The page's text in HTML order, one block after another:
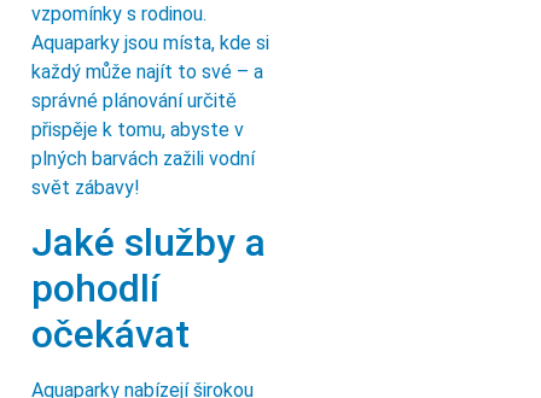
vzpomínky s rodinou.
Aquaparky jsou místa, kde si
každý může najít to své – a
správné plánování určitě
přispěje k tomu, abyste v
plných barvách zažili vodní
svět zábavy!
Jaké služby a
pohodlí
očekávat
Aquaparky nabízejí širokou